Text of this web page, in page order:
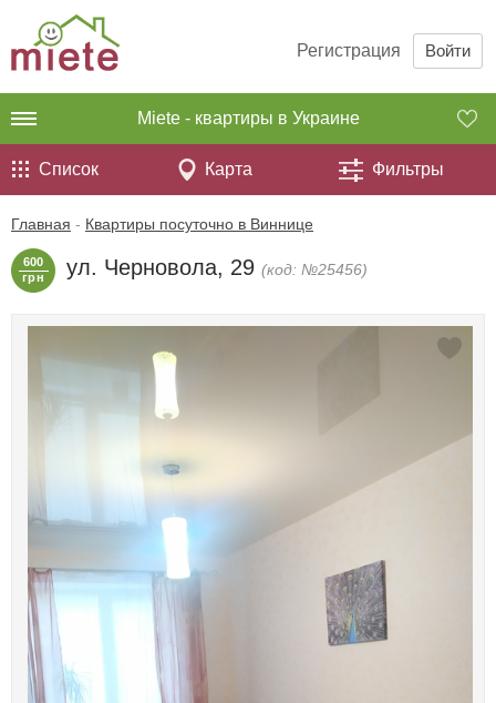
Регистрация Войти
Miete - квартиры в Украине
Список Карта Фильтры
Главная - Квартиры посуточно в Виннице
600
грн
ул. Черновола, 29 (код: №25456)